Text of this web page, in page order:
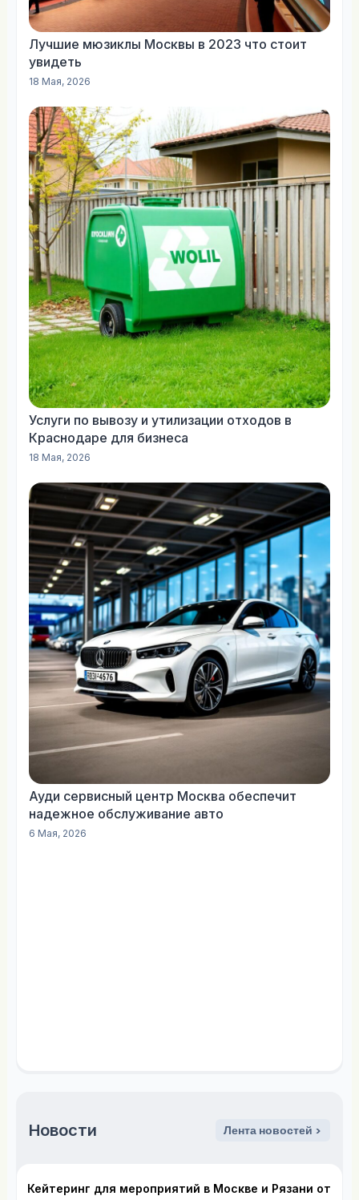
Лучшие мюзиклы Москвы в 2023 что стоит
увидеть
18 Мая, 2026
Услуги по вывозу и утилизации отходов в
Краснодаре для бизнеса
18 Мая, 2026
Ауди сервисный центр Москва обеспечит
надежное обслуживание авто
6 Мая, 2026
Новости Лента новостей >
Кейтеринг для мероприятий в Москве и Рязани от